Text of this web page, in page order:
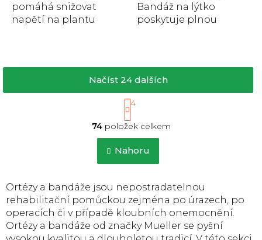
pomáhá snižovat
napětí na plantu
jemným...
Bandáž na lýtko
poskytuje plnou
v
l
á
d
c
í
p
r
v
Načíst 24 dalších
S
t
r
á
n
k
o
á
n
í
4
74položek celkem
Nahoru
Ortézy a bandáže jsou nepostradatelnou
rehabilitační pomůckou zejména po úrazech, po
operacích či v případě kloubních onemocnění.
Ortézy a bandáže od značky Mueller se pyšní